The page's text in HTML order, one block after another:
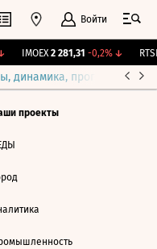
Войти
IMOEX 2 281,31 -0,2%↓ RTSI
динамика, прогнозы
проекты